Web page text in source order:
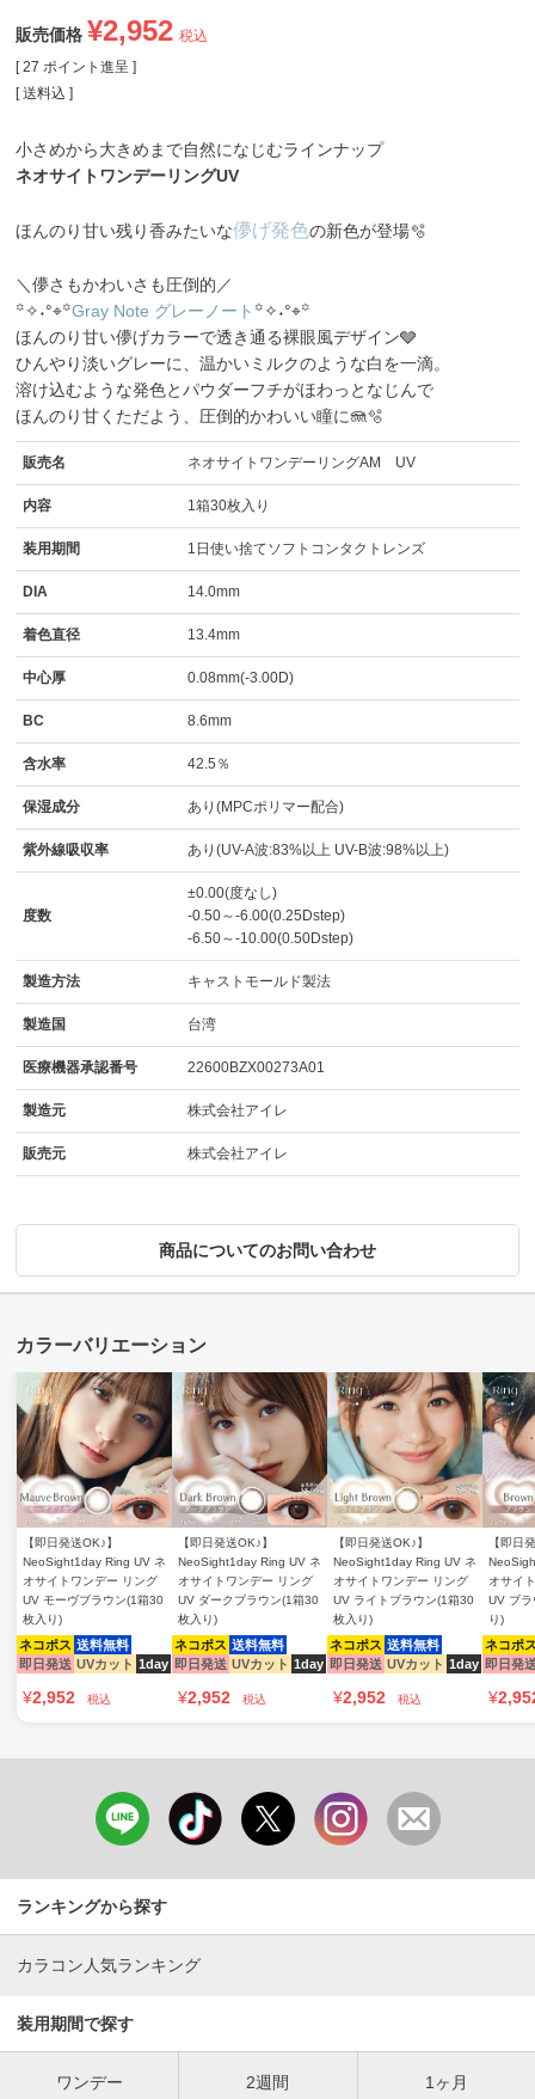
販売価格 ¥2,952 税込
[ 27 ポイント進呈 ]
送料込
小さめから大きめまで自然になじむラインナップ
ネオサイトワンデーリングUV
ほんのり甘い残り香みたいな儚げ発色の新色が登場🫧
＼儚さもかわいさも圧倒的／
꙳✧˖°⌖꙳Gray Note グレーノート ꙳✧˖°⌖꙳
ほんのり甘い儚げカラーで透き通る裸眼風デザイン🩶
ひんやり淡いグレーに、温かいミルクのような白を一滴。
溶け込むような発色とパウダーフチがほわっとなじんで
ほんのり甘くただよう、圧倒的かわいい瞳に🪼🫧
販売名 ネオサイトワンデーリングAM UV
内容 1箱30枚入り
装用期間 1日使い捨てソフトコンタクトレンズ
DIA 14.0mm
着色直径 13.4mm
中心厚 0.08mm(-3.00D)
BC 8.6mm
含水率 42.5％
保湿成分 あり(MPCポリマー配合)
紫外線吸収率 あり(UV-A波:83%以上 UV-B波:98%以上)
度数
±0.00(度なし)
-0.50～-6.00(0.25Dstep)
-6.50～-10.00(0.50Dstep)
製造方法 キャストモールド製法
製造国 台湾
医療機器承認番号 22600BZX00273A01
製造元 株式会社アイレ
販売元 株式会社アイレ
商品についてのお問い合わせ
【即日発送OK♪】
NeoSight1day Ring UV ネ
オサイトワンデー リング
UV モーヴブラウン(1箱30
枚入り)
ネコポス 送料無料
即日発送 UVカット 1day
¥2,952 税込
【即日発送OK♪】
NeoSight1day Ring UV ネ
オサイトワンデー リング
UV ダークブラウン(1箱30
枚入り)
ネコポス 送料無料
即日発送 UVカット 1day
¥2,952 税込
【即日発送OK♪】
NeoSight1day Ring UV ネ
オサイトワンデー リング
UV ライトブラウン(1箱30
枚入り)
ネコポス 送料無料
即日発送 UVカット 1day
¥2,952 税込
【即日
オサイ
UV ブ
り)
ネコポ
即日発
¥
ランキングから探す
カラコン人気ランキング
装用期間で探す
ワンデー 2週間 1ヶ月